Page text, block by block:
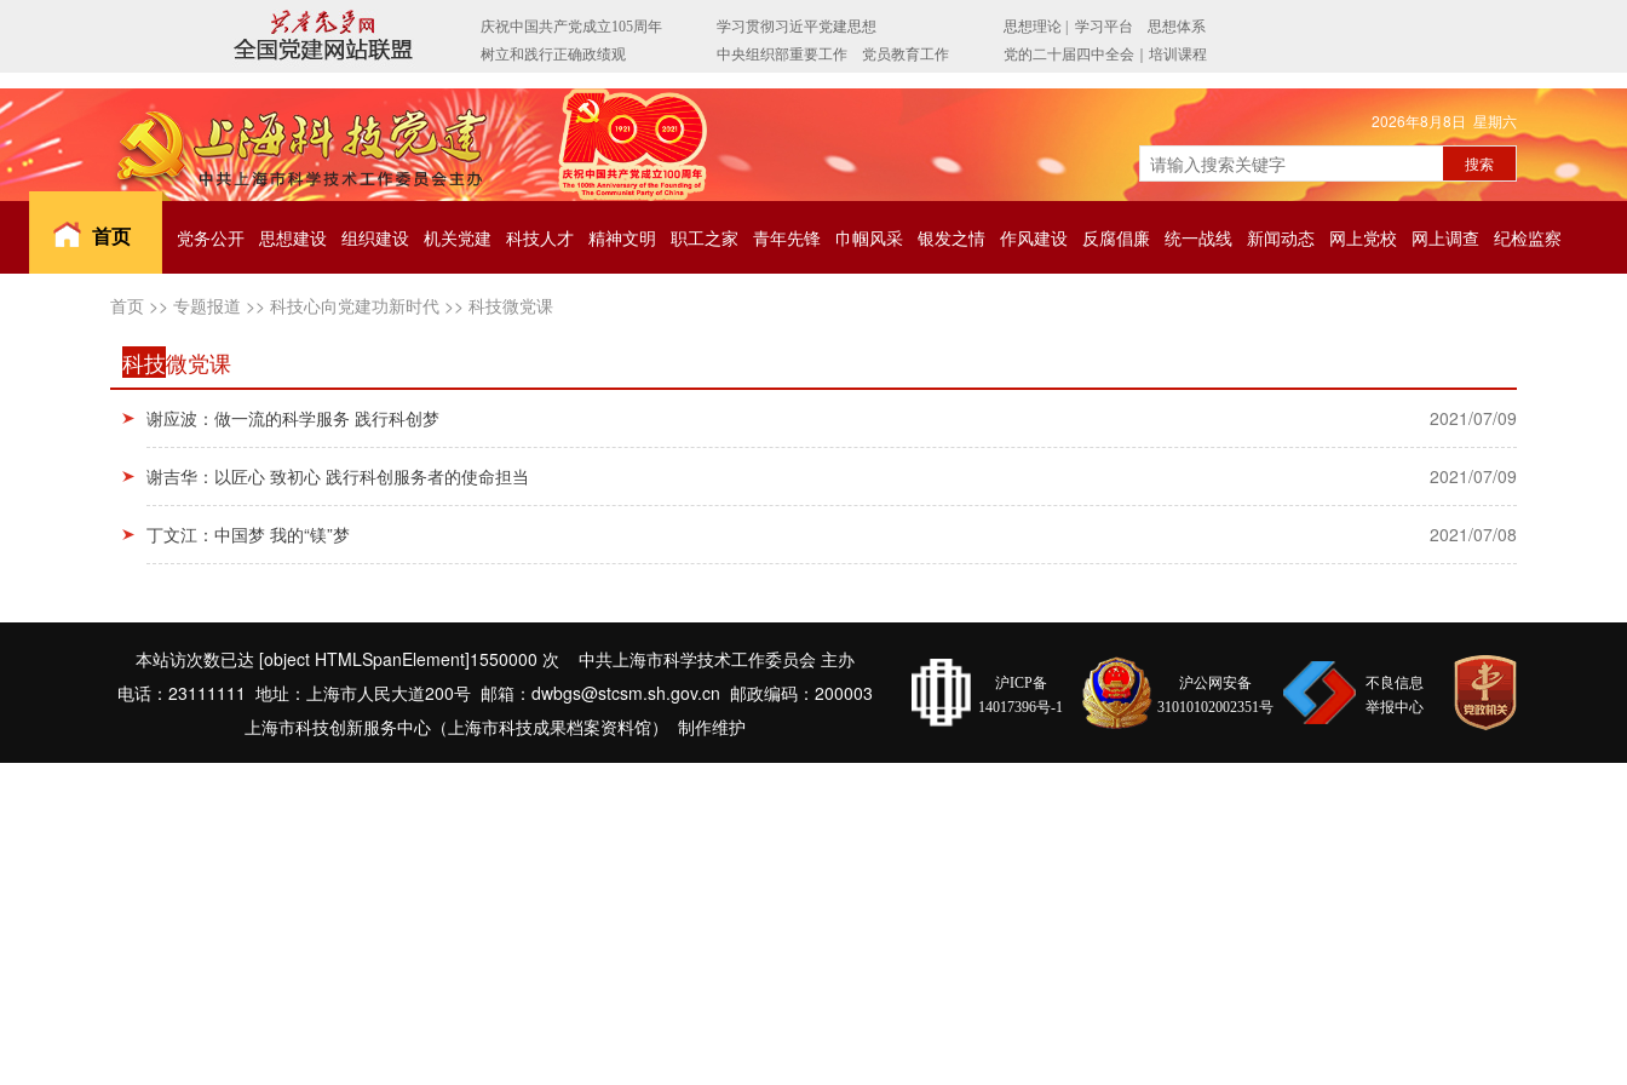
2026年8月8日 星期六
首页 党务公开 思想建设 组织建设 机关党建 科技人才 精神文明 职工之家 青年先锋 巾帼风采 银发之情 作风建设 反腐倡廉 统一战线 新闻动态 网上党校 网上调查 纪检监察
首页 >> 专题报道 >> 科技心向党建功新时代 >> 科技微党课
科技微党课
谢应波：做一流的科学服务 践行科创梦 2021/07/09
谢吉华：以匠心 致初心 践行科创服务者的使命担当 2021/07/09
丁文江：中国梦 我的“镁”梦 2021/07/08
不良信息
举报中心
沪公网安备
31010102002351号
沪ICP备
14017396号-1
本站访次数已达 [object HTMLSpanElement]1550000 次 中共上海市科学技术工作委员会 主办
电话：23111111 地址：上海市人民大道200号 邮箱：dwbgs@stcsm.sh.gov.cn 邮政编码：200003
上海市科技创新服务中心（上海市科技成果档案资料馆） 制作维护